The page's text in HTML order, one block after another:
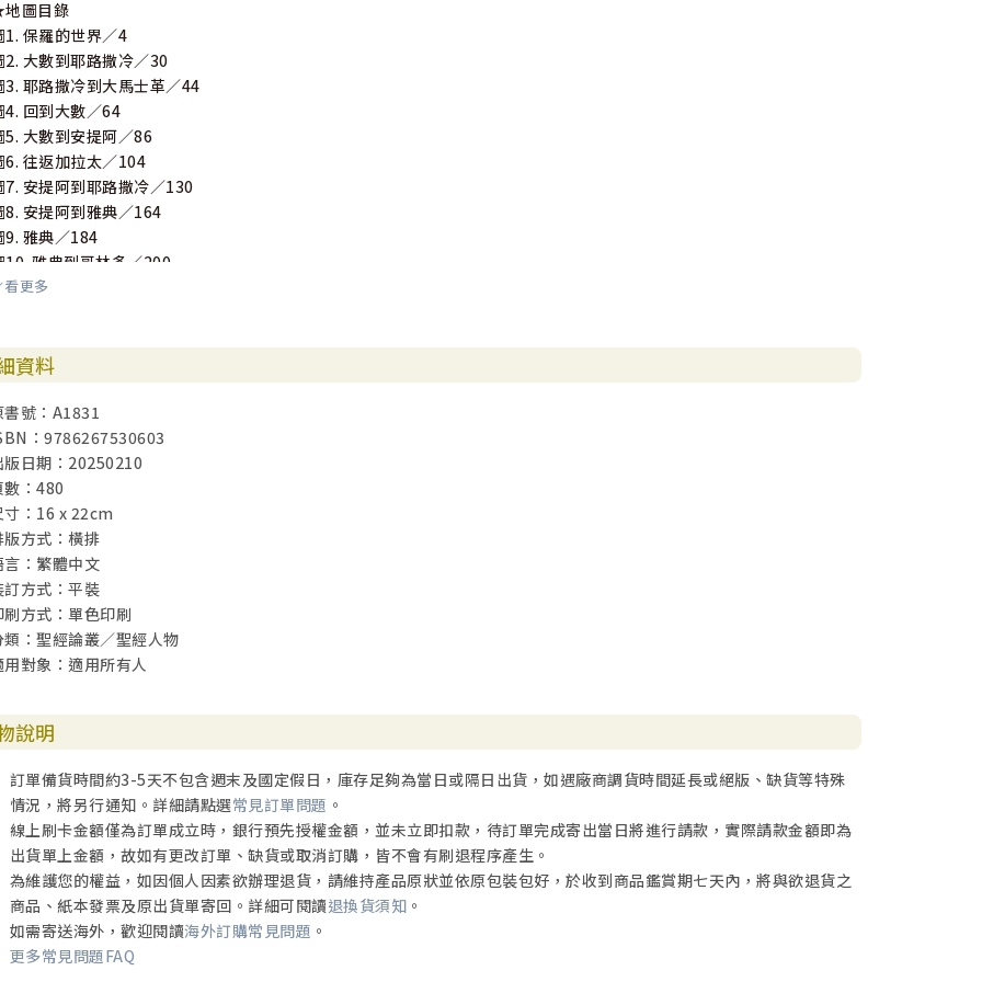
圖目錄
1. 保羅的世界／4
2. 大數到耶路撒冷／30
3. 耶路撒冷到大馬士革／44
4. 回到大數／64
5. 大數到安提阿／86
6. 往返加拉太／104
7. 安提阿到耶路撒冷／130
8. 安提阿到雅典／164
9. 雅典／184
10. 雅典到哥林多／200
11. 小亞細亞的巡迴旅行／226
14. 哥林多到耶路撒冷／328
15. 凱撒利亞到羅馬／362
16. 保羅的世界／384
看更多
資料
書號：A1831
：9786267530603
版日期：20250210
數：480
寸：16 x 22cm
版方式：橫排
言：繁體中文
訂方式：平裝
刷方式：單色印刷
類：聖經論叢／聖經人物
用對象：適用所有人
說明
訂單備貨時間約3-5天不包含週末及國定假日，庫存足夠為當日或隔日出貨，如遇廠商調貨時間延長或絕版、缺貨等特殊
情況，將另行通知。詳細請點選常見訂單問題 。
線上刷卡金額僅為訂單成立時，銀行預先授權金額，並未立即扣款，待訂單完成寄出當日將進行請款，實際請款金額即為
出貨單上金額，故如有更改訂單、缺貨或取消訂購，皆不會有刷退程序產生。
為維護您的權益，如因個人因素欲辦理退貨，請維持產品原狀並依原包裝包好，於收到商品鑑賞期七天內，將與欲退貨之
商品、紙本發票及原出貨單寄回。詳細可閱讀退換貨須知 。
如需寄送海外，歡迎閱讀海外訂購常見問題 。
更多常見問題FAQ